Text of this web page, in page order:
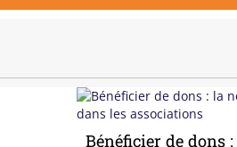
Bénéficier de dons